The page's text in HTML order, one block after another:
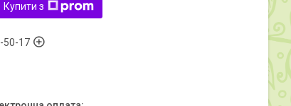
Купити з
50-17